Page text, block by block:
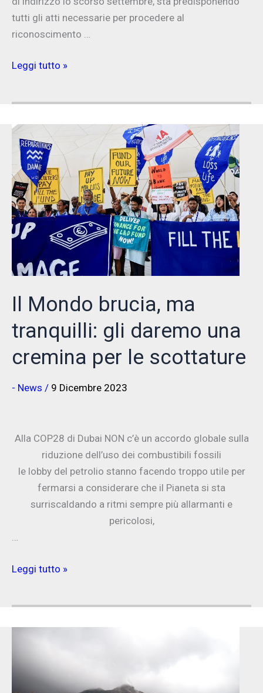
tutti gli atti necessarie per procedere al
riconoscimento …
Medaglia
per
Messaggero
del
Mare,
Pierluigi
Costa
Leggi tutto »
Il Mondo brucia, ma
tranquilli: gli daremo una
cremina per le scottature
- News / 9 Dicembre 2023
Alla COP28 di Dubai NON c’è un accordo globale sulla
riduzione dell’uso dei combustibili fossili
le lobby del petrolio stanno facendo troppo utile per
fermarsi a considerare che il Pianeta si sta
surriscaldando a ritmi sempre più allarmanti e
pericolosi,
…
Il
daremo
Leggi tutto »